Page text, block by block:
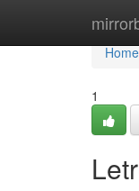
Home
Home
1